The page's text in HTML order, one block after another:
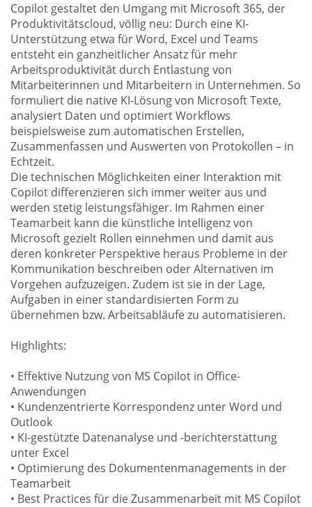
Copilot gestaltet den Umgang mit Microsoft 365, der
Produktivitätscloud, völlig neu: Durch eine KI-
Unterstützung etwa für Word, Excel und Teams
entsteht ein ganzheitlicher Ansatz für mehr
Arbeitsproduktivität durch Entlastung von
Mitarbeiterinnen und Mitarbeitern in Unternehmen. So
formuliert die native KI-Lösung von Microsoft Texte,
analysiert Daten und optimiert Workflows
beispielsweise zum automatischen Erstellen,
Zusammenfassen und Auswerten von Protokollen – in
Echtzeit.
Die technischen Möglichkeiten einer Interaktion mit
Copilot differenzieren sich immer weiter aus und
werden stetig leistungsfähiger. Im Rahmen einer
Teamarbeit kann die künstliche Intelligenz von
Microsoft gezielt Rollen einnehmen und damit aus
deren konkreter Perspektive heraus Probleme in der
Kommunikation beschreiben oder Alternativen im
Vorgehen aufzuzeigen. Zudem ist sie in der Lage,
Aufgaben in einer standardisierten Form zu
übernehmen bzw. Arbeitsabläufe zu automatisieren.
Highlights:
• Effektive Nutzung von MS Copilot in Office-
Anwendungen
• Kundenzentrierte Korrespondenz unter Word und
Outlook
• KI-gestützte Datenanalyse und -berichterstattung
unter Excel
• Optimierung des Dokumentenmanagements in der
Teamarbeit
• Best Practices für die Zusammenarbeit mit MS Copilot